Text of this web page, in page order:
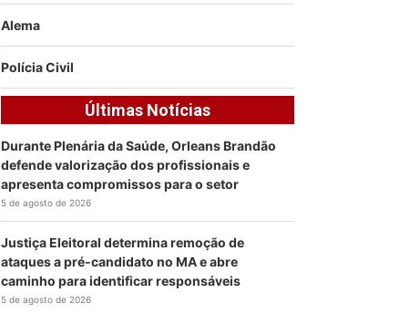
Alema
Polícia Civil
Últimas Notícias
Durante Plenária da Saúde, Orleans Brandão
defende valorização dos profissionais e
apresenta compromissos para o setor
5 de agosto de 2026
Justiça Eleitoral determina remoção de
ataques a pré-candidato no MA e abre
caminho para identificar responsáveis
5 de agosto de 2026